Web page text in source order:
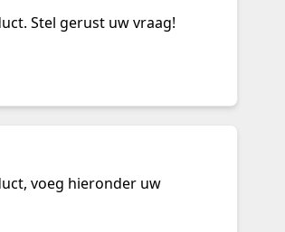
Stel gerust uw vraag!
voeg hieronder uw